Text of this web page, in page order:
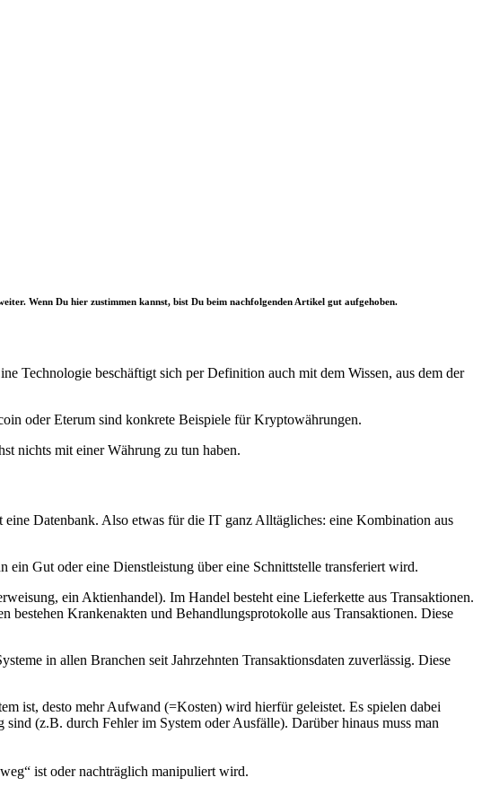
Wenn Du hier zustimmen kannst, bist Du beim nachfolgenden Artikel gut aufgehoben.
Technologie beschäftigt sich per Definition auch mit dem Wissen, aus dem der
oder Eterum sind konkrete Beispiele für Kryptowährungen.
nichts mit einer Währung zu tun haben.
Datenbank. Also etwas für die IT ganz Alltägliches: eine Kombination aus
Gut oder eine Dienstleistung über eine Schnittstelle transferiert wird.
ein Aktienhandel). Im Handel besteht eine Lieferkette aus Transaktionen.
Krankenakten und Behandlungsprotokolle aus Transaktionen. Diese
in allen Branchen seit Jahrzehnten Transaktionsdaten zuverlässig. Diese
ist, desto mehr Aufwand (=Kosten) wird hierfür geleistet. Es spielen dabei
(z.B. durch Fehler im System oder Ausfälle). Darüber hinaus muss man
ist oder nachträglich manipuliert wird.